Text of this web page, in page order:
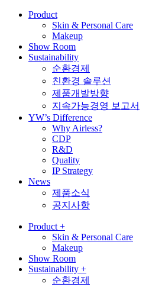
Product
Skin & Personal Care
Makeup
Show Room
Sustainability
순환경제
친환경 솔루션
제품개발방향
지속가능경영 보고서
YW’s Difference
Why Airless?
CDP
R&D
Quality
IP Strategy
News
제품소식
공지사항
Product +
Skin & Personal Care
Makeup
Show Room
Sustainability +
순환경제